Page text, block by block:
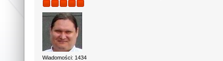
Wiadomości: 1434